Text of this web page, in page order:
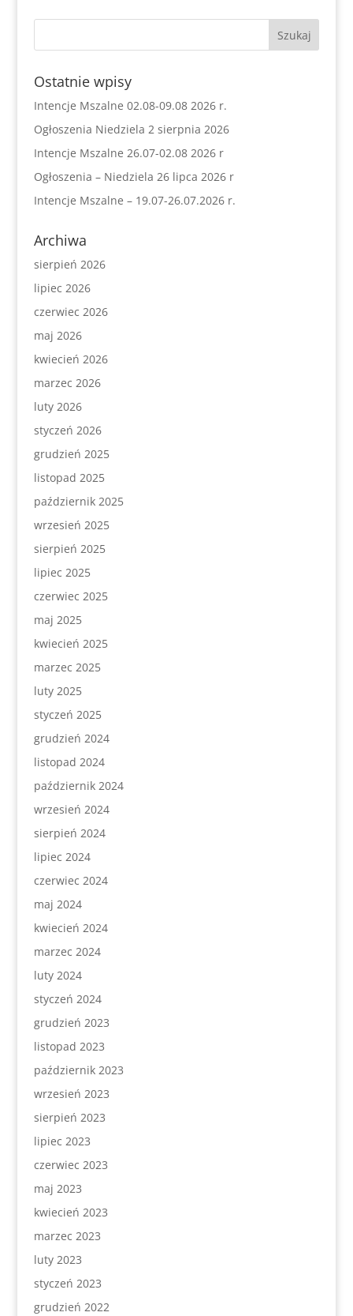
Ostatnie wpisy
Intencje Mszalne 02.08-09.08 2026 r.
Ogłoszenia Niedziela 2 sierpnia 2026
Intencje Mszalne 26.07-02.08 2026 r
Ogłoszenia – Niedziela 26 lipca 2026 r
Intencje Mszalne – 19.07-26.07.2026 r.
Archiwa
sierpień 2026
lipiec 2026
czerwiec 2026
maj 2026
kwiecień 2026
marzec 2026
luty 2026
styczeń 2026
grudzień 2025
listopad 2025
październik 2025
wrzesień 2025
sierpień 2025
lipiec 2025
czerwiec 2025
maj 2025
kwiecień 2025
marzec 2025
luty 2025
styczeń 2025
grudzień 2024
listopad 2024
październik 2024
wrzesień 2024
sierpień 2024
lipiec 2024
czerwiec 2024
maj 2024
kwiecień 2024
marzec 2024
luty 2024
styczeń 2024
grudzień 2023
listopad 2023
październik 2023
wrzesień 2023
sierpień 2023
lipiec 2023
czerwiec 2023
maj 2023
kwiecień 2023
marzec 2023
luty 2023
styczeń 2023
grudzień 2022